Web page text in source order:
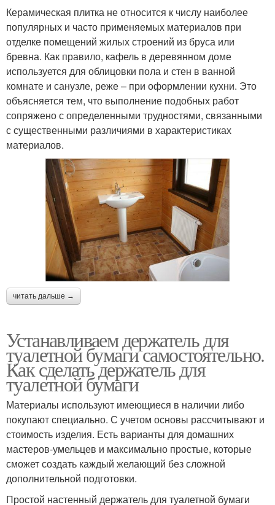
Керамическая плитка не относится к числу наиболее
популярных и часто применяемых материалов при
отделке помещений жилых строений из бруса или
бревна. Как правило, кафель в деревянном доме
используется для облицовки пола и стен в ванной
комнате и санузле, реже – при оформлении кухни. Это
объясняется тем, что выполнение подобных работ
сопряжено с определенными трудностями, связанными
с существенными различиями в характеристиках
материалов.
читать дальше →
Устанавливаем держатель для
туалетной бумаги самостоятельно.
Как сделать держатель для
туалетной бумаги
Материалы используют имеющиеся в наличии либо
покупают специально. С учетом основы рассчитывают и
стоимость изделия. Есть варианты для домашних
мастеров-умельцев и максимально простые, которые
сможет создать каждый желающий без сложной
дополнительной подготовки.
Простой настенный держатель для туалетной бумаги